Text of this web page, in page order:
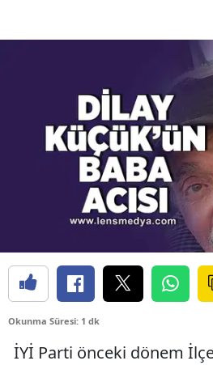
Okunma Süresi: 1 dk
İYİ Parti önceki dönem